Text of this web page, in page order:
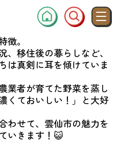
ブロッコリーの栽培・出
直売所を訪ねました。
者の話を聞くことができ
。
移住後の暮らしなど、
は真剣に耳を傾けていま
業者が育てた野菜を蒸し
くておいしい！」と大好
わせて、雲仙市の魅力を
いきます！😺